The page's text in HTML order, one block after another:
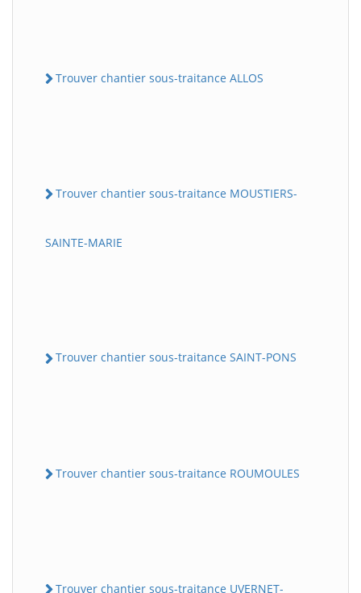
Trouver chantier sous-traitance ALLOS
Trouver chantier sous-traitance MOUSTIERS-
SAINTE-MARIE
Trouver chantier sous-traitance SAINT-PONS
Trouver chantier sous-traitance ROUMOULES
Trouver chantier sous-traitance UVERNET-